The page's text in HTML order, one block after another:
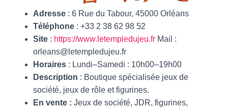
Adresse : 6 Rue du Tabour, 45000 Orléans
Téléphone : +33 2 38 62 98 52
Site : https://www.letempledujeu.fr Mail :
orleans@letempledujeu.fr
Horaires : Lundi–Samedi : 10h00–19h00
Description : Boutique spécialisée jeux de
société, jeux de rôle et figurines.
En vente : Jeux de société, JDR, figurines,